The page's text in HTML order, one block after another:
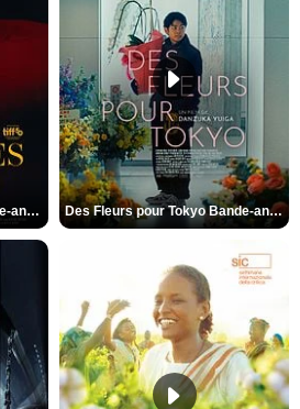
Les Silences de Riyad Bande-annonce VO STFR Des Fleurs pour Tokyo Bande-annonce VO STFR